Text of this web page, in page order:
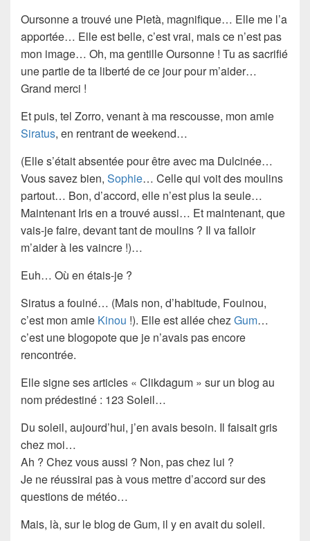
Oursonnea trouvé une Pietà, magnifique… Elle me l’a
apportée… Elle est belle, c’est vrai, mais ce n’est pas
mon image… Oh, ma gentille Oursonne ! Tu assacrifié
une partie de ta libertéde ce jour pour m’aider…
Grand merci !
Et puis, tel Zorro, venant à ma rescousse, mon amie
Siratus, en rentrant de weekend…
(Elle s’était absentée pour être avec ma Dulcinée…
Vous savez bien, Sophie… Celle qui voit des moulins
partout… Bon, d’accord, elle n’est plus la seule…
Maintenant Iris en a trouvé aussi… Et maintenant, que
vais-je faire, devant tant de moulins ? Il va falloir
m’aider à les vaincre !)…
Euh… Où en étais-je ?
Siratusa fouiné… (Mais non, d’habitude, Fouinou,
c’est mon amie Kinou !). Elle est allée chez Gum…
c’est une blogopote que je n’avais pas encore
rencontrée.
Elle signe ses articles « Clikdagum » sur un blog au
nom prédestiné : 123 Soleil…
Du soleil, aujourd’hui, j’en avais besoin. Il faisait gris
chez moi…
Ah ? Chez vous aussi ? Non, pas chez lui ?
Je ne réussirai pas à vous mettre d’accord sur des
questions de météo…
Mais, là, sur le blog deGum, il y en avait du soleil.